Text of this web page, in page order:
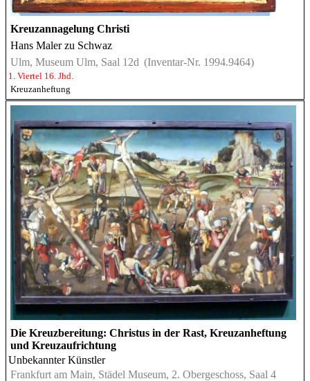
Kreuzannagelung Christi
Hans Maler zu Schwaz
Ulm, Museum Ulm, Saal 12d (Inventar-Nr. 1994.9464)
1. Viertel 16. Jhd.
Kreuzanheftung
Die Kreuzbereitung: Christus in der Rast, Kreuzanheftung
und Kreuzaufrichtung
Unbekannter Künstler
Frankfurt am Main, Städel Museum, 2. Obergeschoss, Saal 4